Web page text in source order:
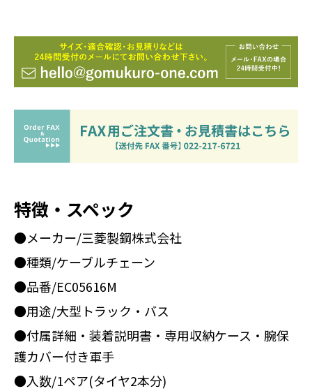
特徴・スペック
●メーカー/三菱製鋼株式会社
●種類/ケーブルチェーン
●品番/EC05616M
●用途/大型トラック・バス
●付属詳細・装着説明書・専用収納ケース・腕保
護カバー付き軍手
●入数/1ペア(タイヤ2本分)